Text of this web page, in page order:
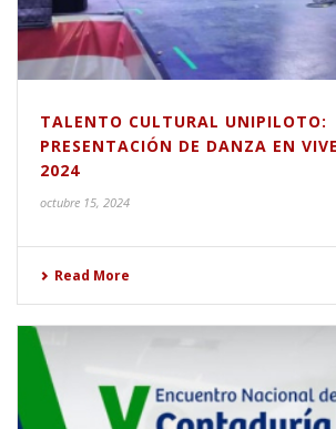
TALENTO CULTURAL UNIPILOTO:
PRESENTACIÓN DE DANZA EN
2024
octubre 15, 2024
Read More